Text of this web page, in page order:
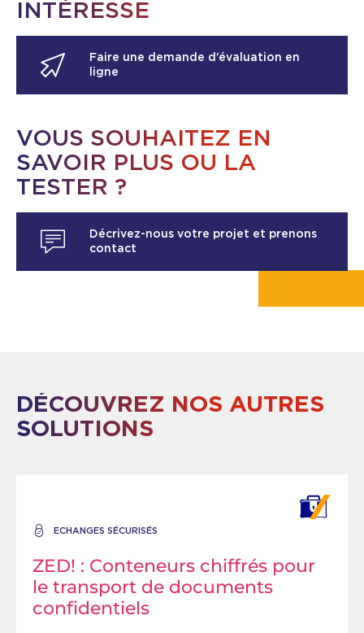
INTÉRESSE
Faire une demande d’évaluation en
ligne
VOUS SOUHAITEZ EN
SAVOIR PLUS OU LA
TESTER ?
Décrivez-nous votre projet et prenons
contact
DÉCOUVREZ NOS AUTRES
SOLUTIONS
ECHANGES SÉCURISÉS
ZED! : Conteneurs chiffrés pour
le transport de documents
confidentiels